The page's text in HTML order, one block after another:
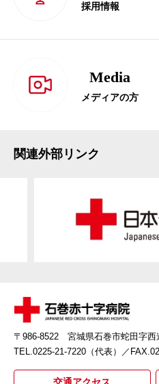
採用情報
Media
メディアの方
関連外部リンク
〒986-8522 宮城県石巻市蛇田字西
TEL.0225-21-7220（代表）
／
交通アクセス